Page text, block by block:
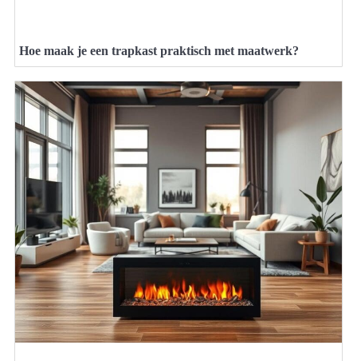
Hoe maak je een trapkast praktisch met maatwerk?